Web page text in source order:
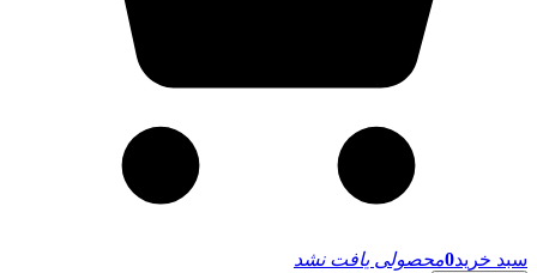
سبد خرید0محصولی یافت نشد